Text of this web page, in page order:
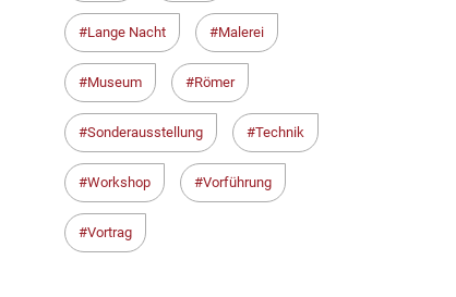
Lange Nacht Malerei
Museum Römer
Sonderausstellung Technik
Workshop Vorführung
Vortrag